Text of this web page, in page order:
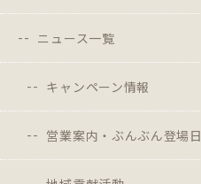
ニュース一覧
キャンペーン情報
営業案内・ぶんぶん登場日